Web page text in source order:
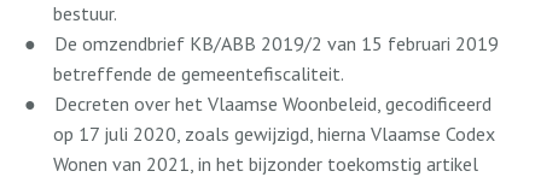
bestuur.
●
De omzendbrief KB/ABB 2019/2 van 15 februari 2019
betreffende de gemeentefiscaliteit.
●
Decreten over het Vlaamse Woonbeleid, gecodificeerd
op 17 juli 2020, zoals gewijzigd, hierna Vlaamse Codex
Wonen van 2021, in het bijzonder toekomstig artikel